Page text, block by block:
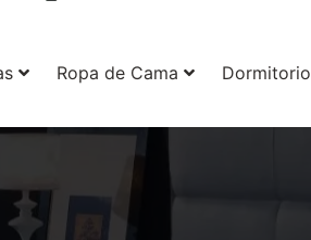
Ropa de Cama Dormitorio